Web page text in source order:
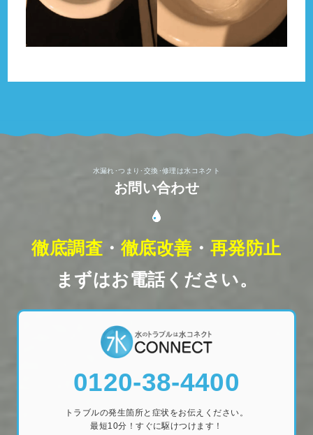
水漏れ･つまり･交換･修理は水コネクト
お問い合わせ
徹底調査 ・ 徹底改善 ・ 再発防止
まずはお電話ください。
0120-38-4400
トラブルの発生箇所と症状をお伝えください。
最短10分！すぐに駆けつけます！